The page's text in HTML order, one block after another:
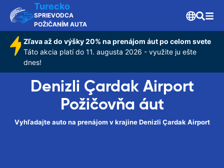
Turecko
SPRIEVODCA
POŽIČANÍM AUTA
Zľava až do výšky 20% na prenájom áut po celom svete
Táto akcia platí do 11. augusta 2026 - využite ju ešte
dnes!
Denizli Çardak Airport
Požičovňa áut
Vyhľadajte auto na prenájom v krajine Denizli Çardak Airport